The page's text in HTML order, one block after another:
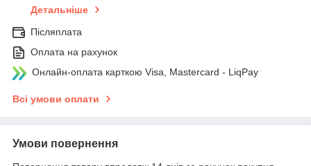
Детальніше
Післяплата
Оплата на рахунок
Онлайн-оплата карткою Visa, Mastercard - LiqPay
Всі умови оплати
Умови повернення